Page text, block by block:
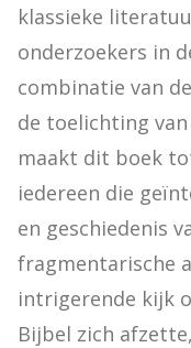
klassieke
onderzoekers in
combinatie van
de toelichting
maakt dit boek
iedereen die
en geschiedenis
fragmentarische
intrigerende kijk
Bijbel zich